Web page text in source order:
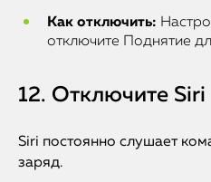
Как отключить:
отключите Поднятие
12. Отключите Siri
Siri постоянно слушает
заряд.